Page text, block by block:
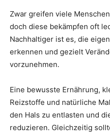
Zwar greifen viele
doch diese bekämpfen oft
Nachhaltiger ist es, die
erkennen und gezielt
vorzunehmen.
Eine bewusste Ernährung,
Reizstoffe und natürliche
den Hals zu entlasten und
reduzieren. Gleichzeitig